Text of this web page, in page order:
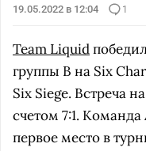
19.05.2022 в 12:04 1
Team Liquid
группы B на Six
Six Siege. Встреча
счетом 7:1.
первое место в